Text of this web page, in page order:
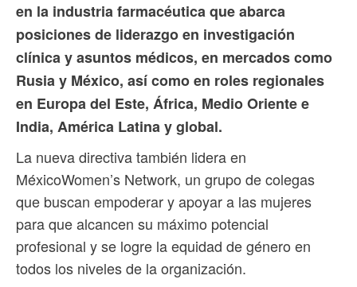
en la industria farmacéutica que abarca
posiciones de liderazgo en investigación
clínica y asuntos médicos, en mercados como
Rusia y México, así como en roles regionales
en Europa del Este, África, Medio Oriente e
India, América Latina y global.
La nueva directiva también lidera en
MéxicoWomen’s Network, un grupo de colegas
que buscan empoderar y apoyar a las mujeres
para que alcancen su máximo potencial
profesional y se logre la equidad de género en
todos los niveles de la organización.